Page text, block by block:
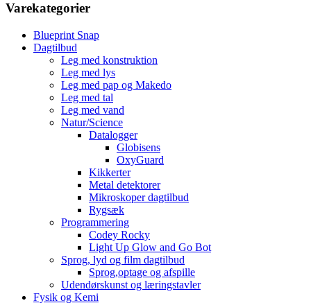
Varekategorier
Blueprint Snap
Dagtilbud
Leg med konstruktion
Leg med lys
Leg med pap og Makedo
Leg med tal
Leg med vand
Natur/Science
Datalogger
Globisens
OxyGuard
Kikkerter
Metal detektorer
Mikroskoper dagtilbud
Rygsæk
Programmering
Codey Rocky
Light Up Glow and Go Bot
Sprog, lyd og film dagtilbud
Sprog,optage og afspille
Udendørskunst og læringstavler
Fysik og Kemi